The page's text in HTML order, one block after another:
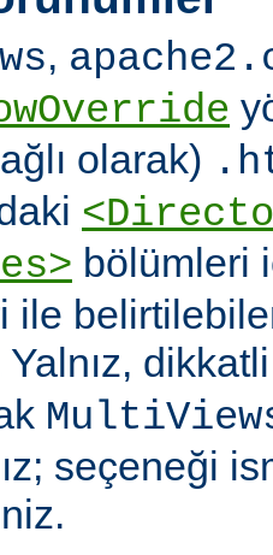
,
olarak)
bölümleri
ile
Yalnız,
seçeneği